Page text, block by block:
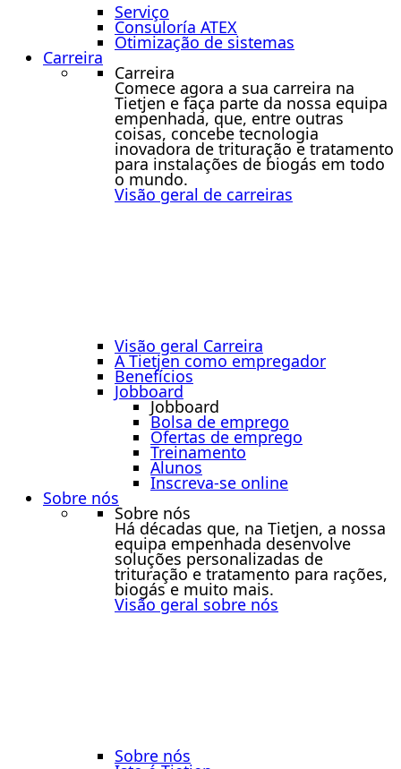
Serviço
Consuloría ATEX
Otimização de sistemas
Carreira
Carreira
Comece agora a sua carreira na
Tietjen e faça parte da nossa equipa
empenhada, que, entre outras
coisas, concebe tecnologia
inovadora de trituração e tratamento
para instalações de biogás em todo
o mundo.
Visão geral de carreiras
Visão geral Carreira
A Tietjen como empregador
Benefícios
Jobboard
Jobboard
Bolsa de emprego
Ofertas de emprego
Treinamento
Alunos
Inscreva-se online
Sobre nós
Sobre nós
Há décadas que, na Tietjen, a nossa
equipa empenhada desenvolve
soluções personalizadas de
trituração e tratamento para rações,
biogás e muito mais.
Visão geral sobre nós
Sobre nós